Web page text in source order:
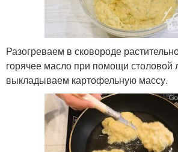
Разогреваем в сковороде
горячее масло при помощи столовой
выкладываем картофельную массу.